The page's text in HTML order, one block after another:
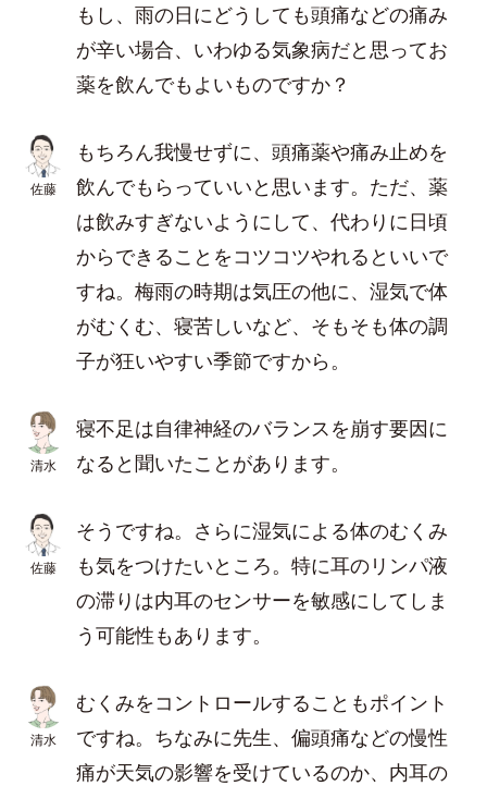
もし、雨の日にどうしても頭痛などの痛み
が辛い場合、いわゆる気象病だと思ってお
薬を飲んでもよいものですか？
佐藤
もちろん我慢せずに、頭痛薬や痛み止めを
飲んでもらっていいと思います。ただ、薬
は飲みすぎないようにして、代わりに日頃
からできることをコツコツやれるといいで
すね。梅雨の時期は気圧の他に、湿気で体
がむくむ、寝苦しいなど、そもそも体の調
子が狂いやすい季節ですから。
清水
寝不足は自律神経のバランスを崩す要因に
なると聞いたことがあります。
佐藤
そうですね。さらに湿気による体のむくみ
も気をつけたいところ。特に耳のリンパ液
の滞りは内耳のセンサーを敏感にしてしま
う可能性もあります。
清水
むくみをコントロールすることもポイント
ですね。ちなみに先生、偏頭痛などの慢性
痛が天気の影響を受けているのか、内耳の